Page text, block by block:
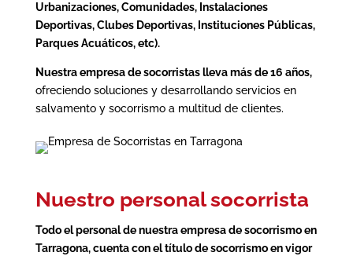
Urbanizaciones, Comunidades, Instalaciones
Deportivas, Clubes Deportivas, Instituciones Públicas,
Parques Acuáticos, etc).
Nuestra empresa de socorristas lleva más de 16 años,
ofreciendo soluciones y desarrollando servicios en
salvamento y socorrismo a multitud de clientes.
Nuestro personal socorrista
Todo el personal de nuestraempresa de socorrismo en
Tarragona, cuenta con el título de socorrismo en vigor